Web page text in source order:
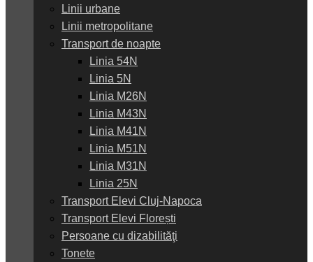
Linii urbane
Linii metropolitane
Transport de noapte
Linia 54N
Linia 5N
Linia M26N
Linia M43N
Linia M41N
Linia M51N
Linia M31N
Linia 25N
Transport Elevi Cluj-Napoca
Transport Elevi Florești
Persoane cu dizabilităţi
Tonete